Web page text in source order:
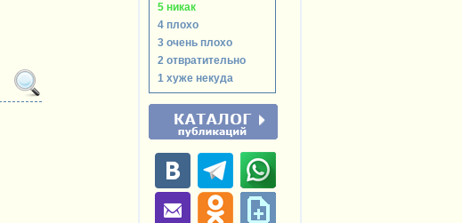
5 никак
4 плохо
3 очень плохо
2 отвратительно
1 хуже некуда